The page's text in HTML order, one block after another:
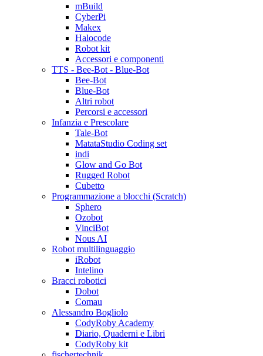
mBuild
CyberPi
Makex
Halocode
Robot kit
Accessori e componenti
TTS - Bee-Bot - Blue-Bot
Bee-Bot
Blue-Bot
Altri robot
Percorsi e accessori
Infanzia e Prescolare
Tale-Bot
MatataStudio Coding set
indi
Glow and Go Bot
Rugged Robot
Cubetto
Programmazione a blocchi (Scratch)
Sphero
Ozobot
VinciBot
Nous AI
Robot multilinguaggio
iRobot
Intelino
Bracci robotici
Dobot
Comau
Alessandro Bogliolo
CodyRoby Academy
Diario, Quaderni e Libri
CodyRoby kit